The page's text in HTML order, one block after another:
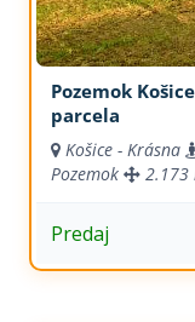
Pozemok
parcela
Košice - Krásna
Pozemok
2.173
Predaj